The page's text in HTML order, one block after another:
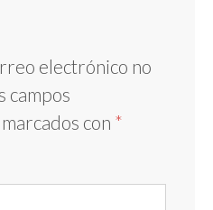
electrónico no
campos
con *